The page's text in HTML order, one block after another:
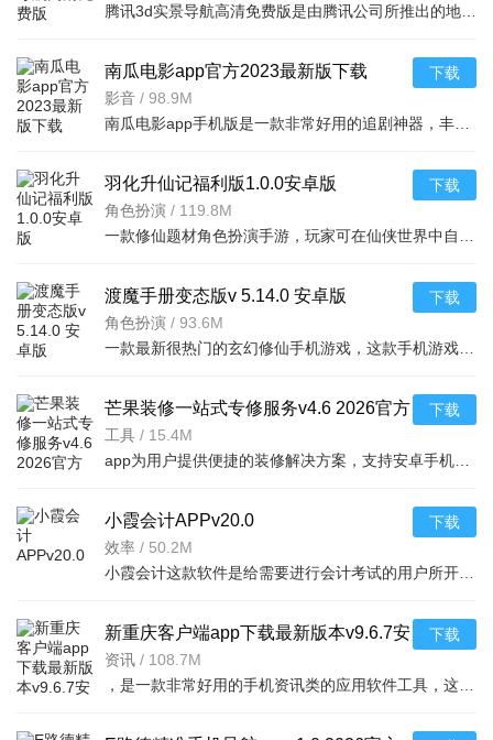
南瓜电影app官方2023最新版下载
v9.3.4手机版
影音 / 98.9M
下载
羽化升仙记福利版1.0.0安卓版
角色扮演 / 119.8M
下载
渡魔手册变态版v 5.14.0 安卓版
角色扮演 / 93.6M
下载
芒果装修一站式专修服务v4.6 2026官方
中文版
工具 / 15.4M
下载
小霞会计APPv20.0
效率 / 50.2M
下载
新重庆客户端app下载最新版本v9.6.7安
卓版
资讯 / 108.7M
下载